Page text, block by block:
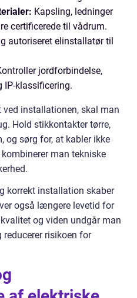
Kapsling, ledninger
certificerede til vådrum.
autoriseret elinstallatør til
jordforbindelse,
klassificering.
installationen, skal man
Hold stikkontakter tørre,
og sørg for, at kabler ikke
man tekniske
korrekt installation skaber
også længere levetid for
og viden undgår man
reducerer risikoen for